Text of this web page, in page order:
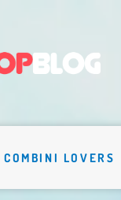
COMBINI LOVERS